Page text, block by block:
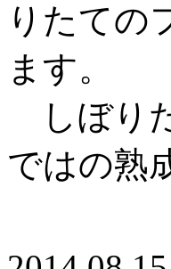
りたての
ます。
しぼり
ではの熟